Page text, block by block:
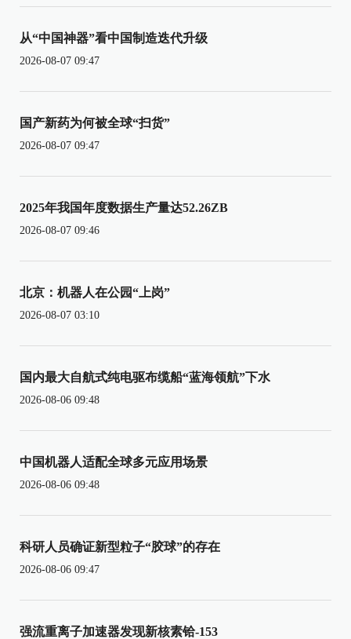
从“中国神器”看中国制造迭代升级
2026-08-07 09:47
国产新药为何被全球“扫货”
2026-08-07 09:47
2025年我国年度数据生产量达52.26ZB
2026-08-07 09:46
北京：机器人在公园“上岗”
2026-08-07 03:10
国内最大自航式纯电驱布缆船“蓝海领航”下水
2026-08-06 09:48
中国机器人适配全球多元应用场景
2026-08-06 09:48
科研人员确证新型粒子“胶球”的存在
2026-08-06 09:47
强流重离子加速器发现新核素铪-153